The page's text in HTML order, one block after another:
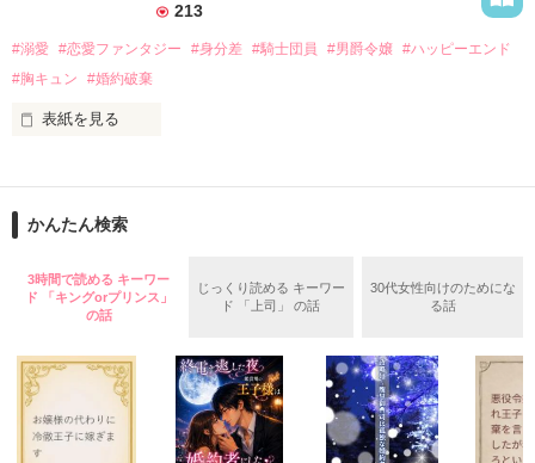
作品を読む
「…は？」
リリィ・ロゼッタ侯爵令嬢
ふんわりとした淡いピンクの髪に澄んだ水色の瞳
透き通るほど白い肌と華奢の手足
お人形のように可愛いらしい見た目とは裏腹に
ギル・レイヴン公爵
サラサラとした綺麗な黒髪に綺麗な青色の瞳
213
#溺愛 #恋愛ファンタジー #身分差 #騎士団員 #男爵令嬢 #ハッピーエンド
#胸キュン
#婚約破棄
表紙を見る
目が覚めたら、自分の隣に知らない男が眠っていた。
朝の鍛錬が迫っていて置いていったが……
鍛錬後の業務中に遭遇、彼はあの近衛騎士団長だと判明した。
「そうだな……黙ってはおいてやろう。だが、何でもするとい
う言葉は言わないほうがいい」
かんたん検索
3時間で読める キーワー
ド 「キングorプリンス」
の話
じっくり読める キーワー
ド 「上司」 の話
30代女性向けのためにな
る話